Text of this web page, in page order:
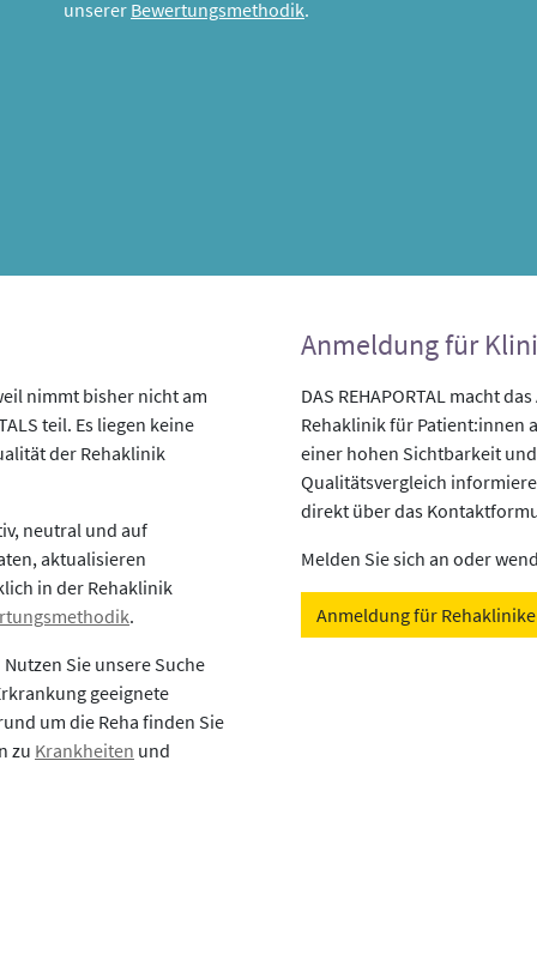
unserer Bewertungsmethodik.
nimmt bisher nicht am
teil. Es liegen keine
der Rehaklinik
neutral und auf
aktualisieren
in der Rehaklinik
.
Sie unsere Suche
geeignete
um die Reha finden Sie
zu Krankheiten und
Anmeldung für
DAS REHAPORTAL macht
Rehaklinik für Patient:innen
einer hohen Sichtbarkeit
Qualitätsvergleich
direkt über das
Melden Sie sich an oder
Anmeldung für